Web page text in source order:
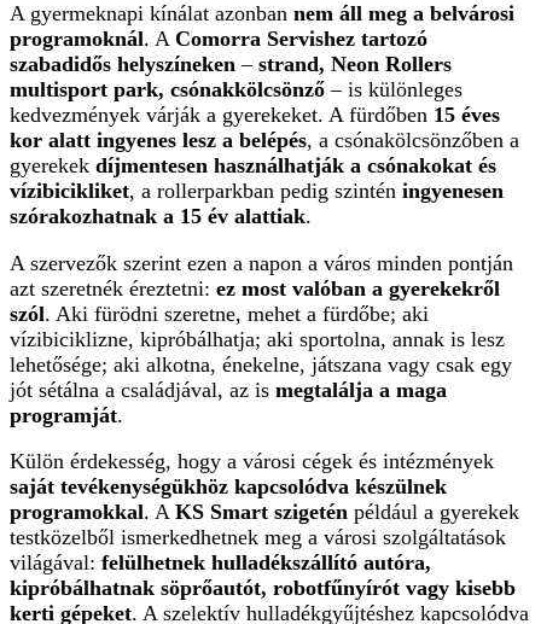
A gyermeknapi kínálat azonban nem áll meg a belvárosi
programoknál. A Comorra Servishez tartozó
szabadidős helyszíneken – strand, Neon Rollers
multisport park, csónakkölcsönző – is különleges
kedvezmények várják a gyerekeket. A fürdőben 15 éves
kor alatt ingyenes lesz a belépés, a csónakölcsönzőben a
gyerekek díjmentesen használhatják a csónakokat és
vízibicikliket, a rollerparkban pedig szintén ingyenesen
szórakozhatnak a 15 év alattiak.
A szervezők szerint ezen a napon a város minden pontján
azt szeretnék éreztetni: ez most valóban a gyerekekről
szól. Aki fürödni szeretne, mehet a fürdőbe; aki
vízibiciklizne, kipróbálhatja; aki sportolna, annak is lesz
lehetősége; aki alkotna, énekelne, játszana vagy csak egy
jót sétálna a családjával, az is megtalálja a maga
programját.
Külön érdekesség, hogy a városi cégek és intézmények
saját tevékenységükhöz kapcsolódva készülnek
programokkal. A KS Smart szigetén például a gyerekek
testközelből ismerkedhetnek meg a városi szolgáltatások
világával: felülhetnek hulladékszállító autóra,
kipróbálhatnak söprőautót, robotfűnyírót vagy kisebb
kerti gépeket. A szelektív hulladékgyűjtéshez kapcsolódva